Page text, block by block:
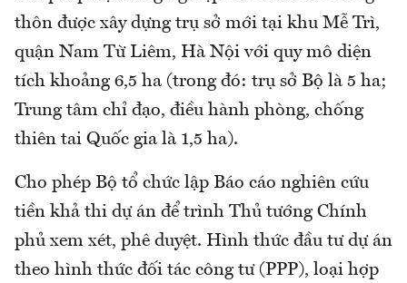
thôn được xây dựng trụ sở mới tại khu Mễ Trì,
quận Nam Từ Liêm, Hà Nội với quy mô diện
tích khoảng 6,5 ha (trong đó: trụ sở Bộ là 5 ha;
Trung tâm chỉ đạo, điều hành phòng, chống
thiên tai Quốc gia là 1,5 ha).
Cho phép Bộ tổ chức lập Báo cáo nghiên cứu
tiền khả thi dự án để trình Thủ tướng Chính
phủ xem xét, phê duyệt. Hình thức đầu tư dự án
theo hình thức đối tác công tư (PPP), loại hợp